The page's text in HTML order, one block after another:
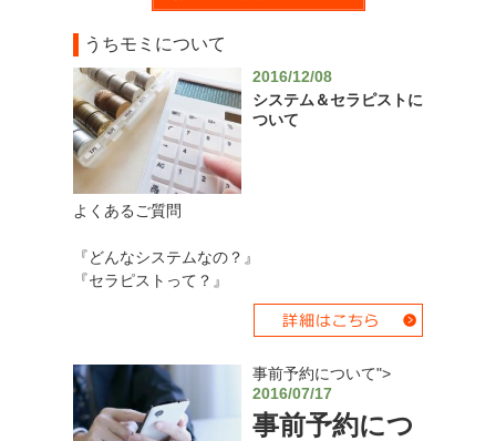
うちモミについて
2016/12/08
システム＆セラピストに
ついて
よくあるご質問
『どんなシステムなの？』
『セラピストって？』
事前予約について">
2016/07/17
事前予約につ